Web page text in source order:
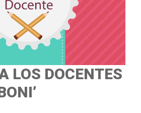
LOS DOCENTES